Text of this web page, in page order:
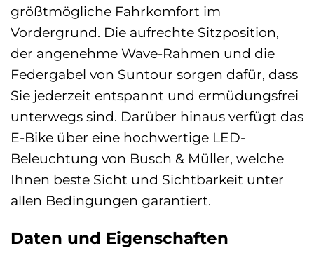
größtmögliche Fahrkomfort im
Vordergrund. Die aufrechte Sitzposition,
der angenehme Wave-Rahmen und die
Federgabel von Suntour sorgen dafür, dass
Sie jederzeit entspannt und ermüdungsfrei
unterwegs sind. Darüber hinaus verfügt das
E-Bike über eine hochwertige LED-
Beleuchtung von Busch & Müller, welche
Ihnen beste Sicht und Sichtbarkeit unter
allen Bedingungen garantiert.
Daten und Eigenschaften